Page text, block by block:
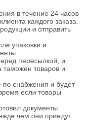
в течение 24 часов
каждого заказа.
и отправить
упаковки и
пересылкой, и
таможен товаров и
по снабжения и будет
если товары
документы
чем они приедут